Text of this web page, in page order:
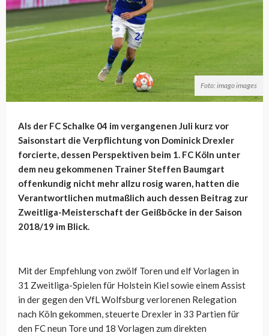
Foto: imago images
Als der FC Schalke 04 im vergangenen Juli kurz vor
Saisonstart die Verpflichtung von Dominick Drexler
forcierte, dessen Perspektiven beim 1. FC Köln unter
dem neu gekommenen Trainer Steffen Baumgart
offenkundig nicht mehr allzu rosig waren, hatten die
Verantwortlichen mutmaßlich auch dessen Beitrag zur
Zweitliga-Meisterschaft der Geißböcke in der Saison
2018/19 im Blick.
Mit der Empfehlung von zwölf Toren und elf Vorlagen in
31 Zweitliga-Spielen für Holstein Kiel sowie einem Assist
in der gegen den VfL Wolfsburg verlorenen Relegation
nach Köln gekommen, steuerte Drexler in 33 Partien für
den FC neun Tore und 18 Vorlagen zum direkten